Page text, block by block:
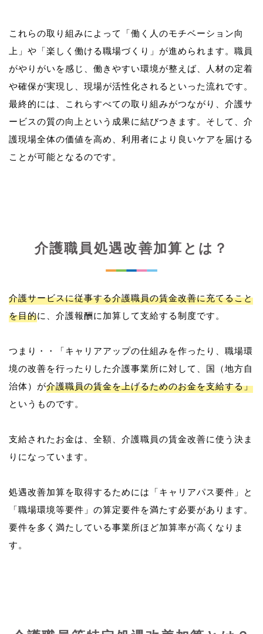
これらの取り組みによって「働く人のモチベーション向
上」や「楽しく働ける職場づくり」が進められます。職員
がやりがいを感じ、働きやすい環境が整えば、人材の定着
や確保が実現し、現場が活性化されるといった流れです。
最終的には、これらすべての取り組みがつながり、介護サ
ービスの質の向上という成果に結びつきます。そして、介
護現場全体の価値を高め、利用者により良いケアを届ける
介護職員処遇改善加算とは？
介護サービスに従事する介護職員の賃金改善に充てること
を目的に、介護報酬に加算して支給する制度です。
つまり・・「キャリアアップの仕組みを作ったり、職場環
境の改善を行ったりした介護事業所に対して、国（地方自
治体）が介護職員の賃金を上げるためのお金を支給する」
というものです。
支給されたお金は、全額、介護職員の賃金改善に使う決ま
りになっています。
処遇改善加算を取得するためには「キャリアパス要件」と
「職場環境等要件」の算定要件を満たす必要があります。
要件を多く満たしている事業所ほど加算率が高くなりま
す。